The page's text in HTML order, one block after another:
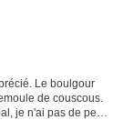
Le boulgour
de couscous.
je n'ai pas de petit